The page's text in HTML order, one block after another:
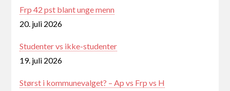
Frp 42 pst blant unge menn
20. juli 2026
Studenter vs ikke-studenter
19. juli 2026
Størst i kommunevalget? – Ap vs Frp vs H